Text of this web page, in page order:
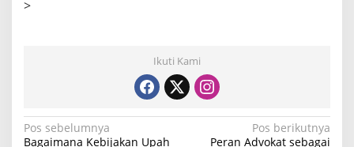
>
Ikuti Kami
N
Pos sebelumnya
Bagaimana Kebijakan Upah
Pos berikutnya
Peran Advokat sebagai